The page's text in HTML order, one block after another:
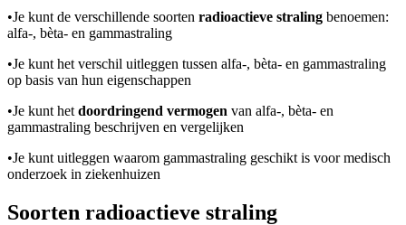
•Je kunt de verschillende soorten radioactieve straling benoemen:
alfa-, bèta- en gammastraling
•Je kunt het verschil uitleggen tussen alfa-, bèta- en gammastraling
op basis van hun eigenschappen
•Je kunt het doordringend vermogen van alfa-, bèta- en
gammastraling beschrijven en vergelijken
•Je kunt uitleggen waarom gammastraling geschikt is voor medisch
onderzoek in ziekenhuizen
Soorten radioactieve straling